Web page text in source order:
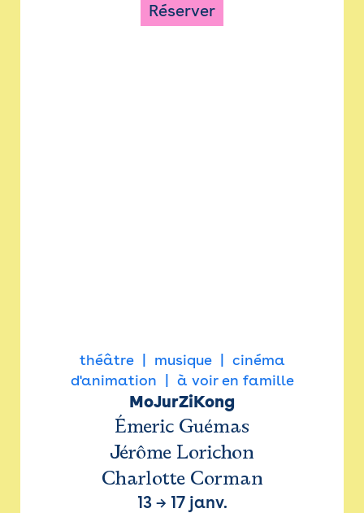
Réserver
théâtre musique
cinéma
d'animation
à voir en famille
MoJurZiKong
Émeric Guémas
Jérôme Lorichon
Charlotte Corman
13→ 17 janv.